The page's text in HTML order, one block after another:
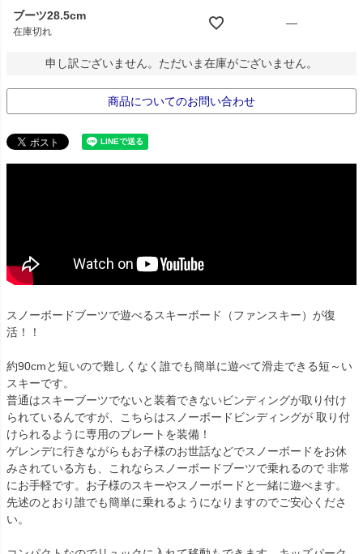
ブーツ28.5cm
在庫切れ
—
申し訳ございません。ただいま在庫がございません。
商品についてのお問い合わせ
スノーボードブーツで遊べるスキーボード（ファンスキー）が復
活！！
約90cmと短いので難しくなく誰でも簡単に遊べて滑走できる短～い
スキーです。
普通はスキーブーツでないと装着できないビンディングが取り付け
られているんですが、こちらはスノーボードビンディングが 取り付
けられるように専用のプレートを装備！
ゲレンデに行きながらもお子様のお世話などでスノーボードをお休
みされている方も、これならスノーボードブーツで乗れるので 非常
にお手軽です。お子様のスキーやスノーボードと一緒に遊べます。
先述のとおり誰でも簡単に乗れるようになりますのでご安心くださ
い。